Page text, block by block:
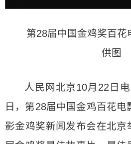
第28届中国金鸡奖百花
供图
人民网北京10月22日
日，第28届中国金鸡百花
影金鸡奖新闻发布会在北京